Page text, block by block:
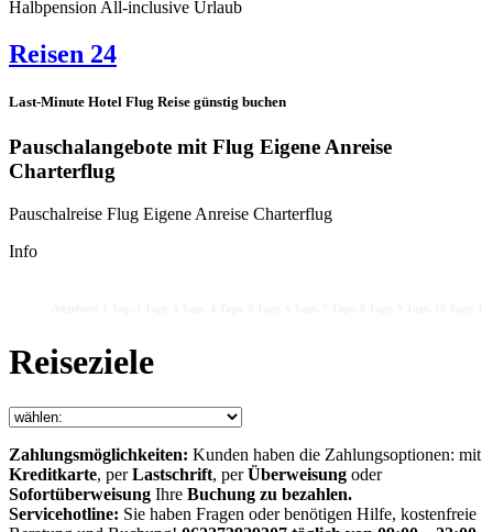
Halbpension All-inclusive Urlaub
Reisen 24
Last-Minute Hotel Flug Reise günstig buchen
Pauschalangebote mit Flug Eigene Anreise
Charterflug
Pauschalreise Flug Eigene Anreise Charterflug
Info
Reiseziele
Zahlungsmöglichkeiten: Kunden haben die Zahlungsoptionen: mit
Kreditkarte, perLastschrift, perÜberweisung oder
Sofortüberweisung Ihre Buchung zu bezahlen.
Servicehotline: Sie haben Fragen oder benötigen Hilfe, kostenfreie